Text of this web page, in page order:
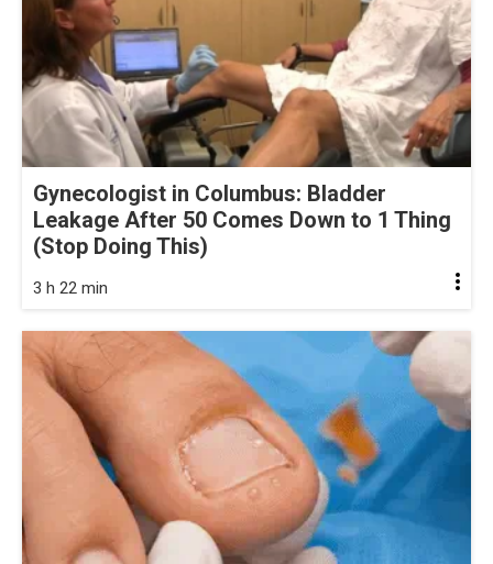
Gynecologist in Columbus: Bladder
Leakage After 50 Comes Down to 1 Thing
(Stop Doing This)
3 h 22 min